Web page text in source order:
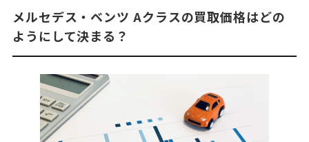
メルセデス・ベンツ Aクラスの買取価格はどの
ようにして決まる？